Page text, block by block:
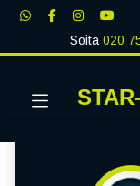
Soita020